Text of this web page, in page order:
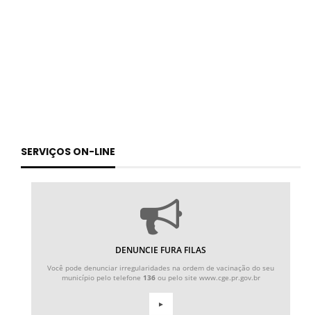
SERVIÇOS ON-LINE
DENUNCIE FURA FILAS
Você pode denunciar irregularidades na ordem de vacinação do seu
município pelo telefone 136ou pelo site www.cge.pr.gov.br
►